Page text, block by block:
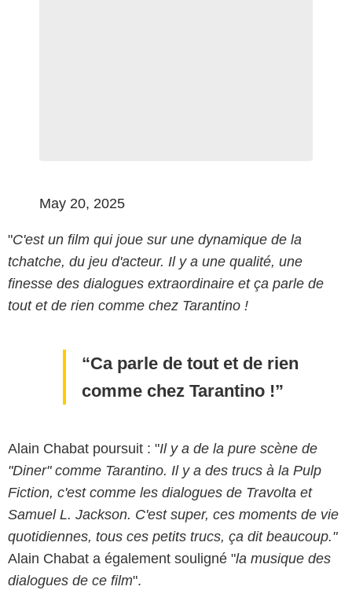
May 20, 2025
"C'est un film qui joue sur une dynamique de la
tchatche, du jeu d'acteur. Il y a une qualité, une
finesse des dialogues extraordinaire et ça parle de
tout et de rien comme chez Tarantino !
Ca parle de tout et de rien
comme chez Tarantino !
Alain Chabat poursuit : "Il y a de la pure scène de
"Diner" comme Tarantino. Il y a des trucs à la Pulp
Fiction, c'est comme les dialogues de Travolta et
Samuel L. Jackson. C'est super, ces moments de vie
quotidiennes, tous ces petits trucs, ça dit beaucoup."
Alain Chabat a également souligné "la musique des
dialogues de ce film".